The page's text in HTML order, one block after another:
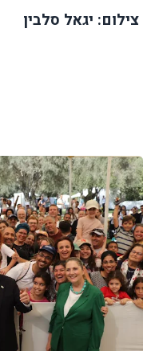
צילום: יגאל סלבין